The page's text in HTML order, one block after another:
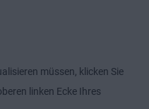
müssen, klicken Sie
linken Ecke Ihres